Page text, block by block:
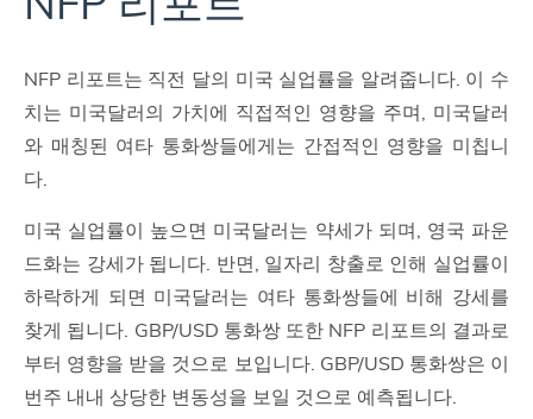
NFP 리포트는 직전 달의 미국 실업률을 알려줍니다. 이 수
치는 미국달러의 가치에 직접적인 영향을 주며, 미국달러
와 매칭된 여타 통화쌍들에게는 간접적인 영향을 미칩니
다.
미국 실업률이 높으면 미국달러는 약세가 되며, 영국 파운
드화는 강세가 됩니다. 반면, 일자리 창출로 인해 실업률이
하락하게 되면 미국달러는 여타 통화쌍들에 비해 강세를
찾게 됩니다. GBP/USD 통화쌍 또한 NFP 리포트의 결과로
부터 영향을 받을 것으로 보입니다. GBP/USD 통화쌍은 이
번주 내내 상당한 변동성을 보일 것으로 예측됩니다.